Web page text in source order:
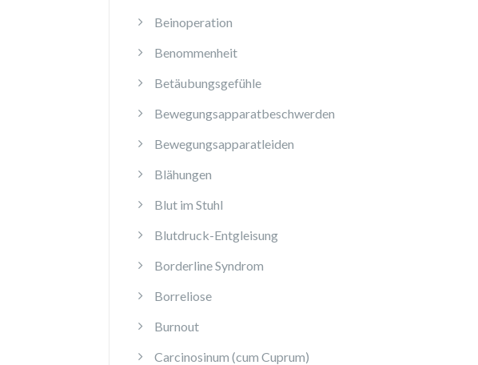
Beinoperation
Benommenheit
Betäubungsgefühle
Bewegungsapparatbeschwerden
Bewegungsapparatleiden
Blähungen
Blut im Stuhl
Blutdruck-Entgleisung
Borderline Syndrom
Borreliose
Burnout
Carcinosinum (cum Cuprum)